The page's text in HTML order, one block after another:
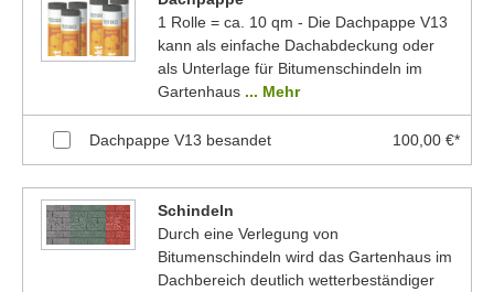
1 Rolle = ca. 10 qm - Die Dachpappe V13
kann als einfache Dachabdeckung oder
als Unterlage für Bitumenschindeln im
Gartenhaus ... Mehr
Dachpappe V13 besandet 100,00 €*
Schindeln
Durch eine Verlegung von
Bitumenschindeln wird das Gartenhaus im
Dachbereich deutlich wetterbeständiger